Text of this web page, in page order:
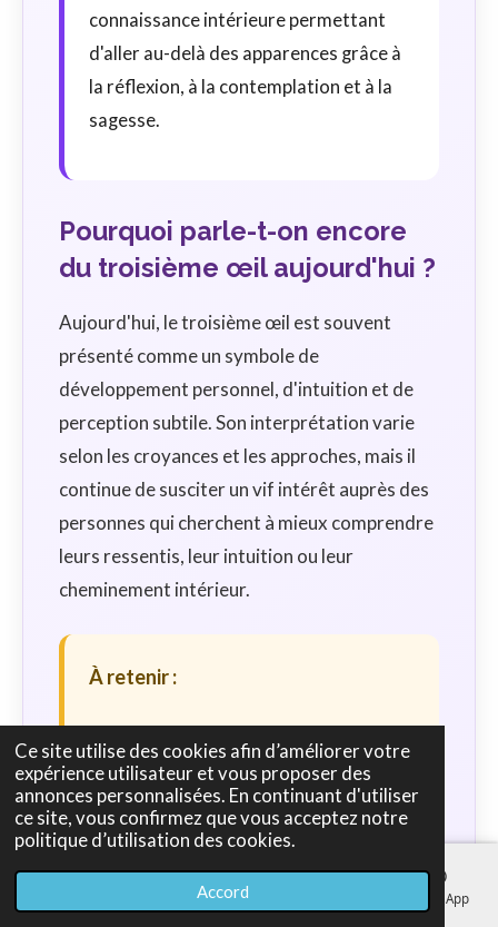
Ce site utilise des cookies afin d’améliorer votre
expérience utilisateur et vous proposer des
annonces personnalisées. En continuant d'utiliser
ce site, vous confirmez que vous acceptez notre
politique d’utilisation des cookies.
Accord
connaissance intérieure permettant
d'aller au-delà des apparences grâce à
la réflexion, à la contemplation et à la
sagesse.
Pourquoi parle-t-on encore
du troisième œil aujourd'hui ?
Aujourd'hui, le troisième œil est souvent
présenté comme un symbole de
développement personnel, d'intuition et de
perception subtile. Son interprétation varie
selon les croyances et les approches, mais il
continue de susciter un vif intérêt auprès des
personnes qui cherchent à mieux comprendre
leurs ressentis, leur intuition ou leur
cheminement intérieur.
À retenir :
Le troisième œil est avant tout un
symbole ancien de connaissance
intérieure. Bien avant d'être associé à
la voyance moderne, il représentait
déjà la sagesse, le discernement et la
Carte WhatsApp